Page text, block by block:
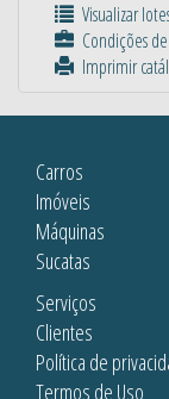
Visualizar
Condições
Imprimir
Carros
Imóveis
Máquinas
Sucatas
Serviços
Clientes
Política de
Termos de Uso